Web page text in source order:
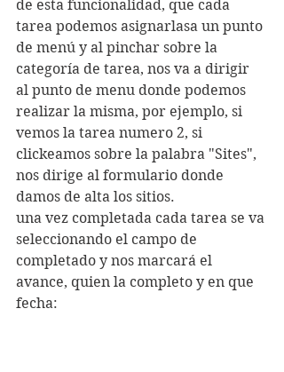
de esta funcionalidad, que cada
tarea podemos asignarlasa un punto
de menú y al pinchar sobre la
categoría de tarea, nos va a dirigir
al punto de menu donde podemos
realizar la misma, por ejemplo, si
vemos la tarea numero 2, si
clickeamos sobre la palabra "Sites",
nos dirige al formulario donde
damos de alta los sitios.
una vez completada cada tarea se va
seleccionando el campo de
completado y nos marcará el
avance, quien la completo y en que
fecha: